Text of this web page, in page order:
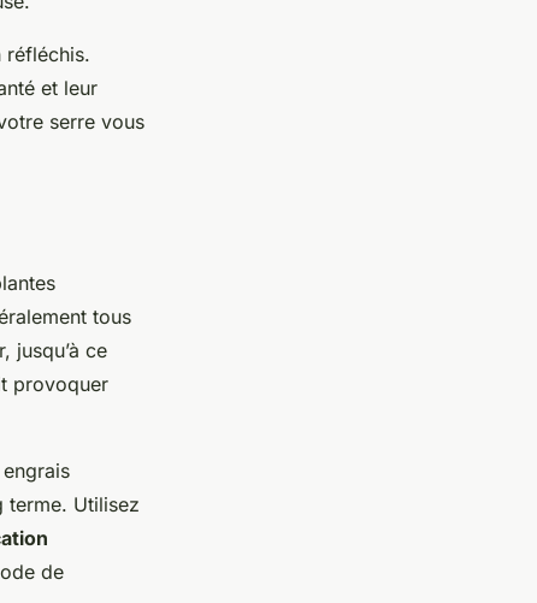
réfléchis.
et leur
serre vous
tous
jusqu’à ce
provoquer
terme. Utilisez
de